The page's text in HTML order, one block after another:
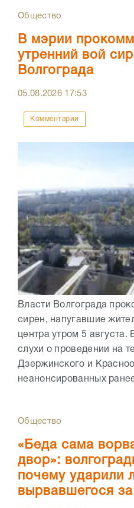
Общество
В мэрии
утренний вой
Волгограда
05.08.2026 17:53
Комментарии
Власти Волгограда
сирен, напугавшие
центра утром 5 августа.
слухи о проведении на
Дзержинского и
неанонсированных
Общество
«Беда сама
двор»:
почему ударили
вырвавшегося